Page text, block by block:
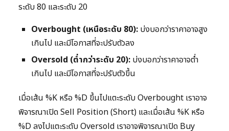
ระดับ 80 และระดับ 20
Overbought (เหนือระดับ 80): บ่งบอกว่าราคาอาจสูง
เกินไป และมีโอกาสที่จะปรับตัวลง
Oversold (ต่ำกว่าระดับ 20): บ่งบอกว่าราคาอาจต่ำ
เกินไป และมีโอกาสที่จะปรับตัวขึ้น
เมื่อเส้น %K หรือ %D ขึ้นไปแตะระดับ Overbought เราอาจ
พิจารณาเปิด Sell Position (Short) และเมื่อเส้น %K หรือ
%D ลงไปแตะระดับ Oversold เราอาจพิจารณาเปิด Buy